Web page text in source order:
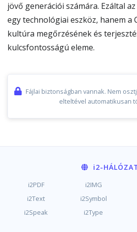
jövő generációi számára. Ezáltal
egy technológiai eszköz, hanem a
kultúra megőrzésének és
kulcsfontosságú eleme.
Fájlai biztonságban vannak. Nem
elteltével automatikusan
i2-
i2PDF i2IMG
i2Text
i2Symbol
i2Speak
i2Type